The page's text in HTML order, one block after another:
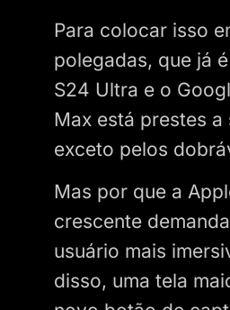
Para colocar isso
polegadas, que já
S24 Ultra e o
Max está prestes
exceto pelos
Mas por que a
crescente
usuário mais
disso, uma tela